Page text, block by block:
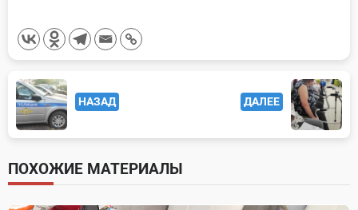
<span
class="nav-
subtitle
screen-
reader-
НАЗАД ДАЛЕЕ
ПОХОЖИЕ МАТЕРИАЛЫ